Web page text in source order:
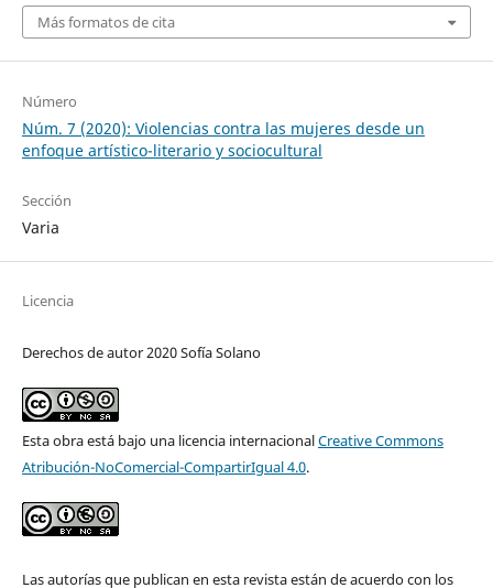
Más formatos de cita
Número
Núm. 7 (2020): Violencias contra las mujeres desde un
enfoque artístico-literario y sociocultural
Sección
Varia
Licencia
Derechos de autor 2020 Sofía Solano
Esta obra está bajo una licencia internacionalCreative Commons
Atribución-NoComercial-CompartirIgual 4.0.
Las autorías que publican en esta revista están de acuerdo con los